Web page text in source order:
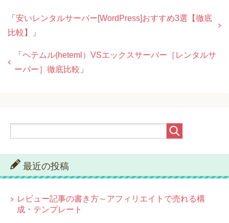
「 安いレンタルサーバー[WordPress]おすすめ3選【徹底
比較】
」
「 ヘテムル(heteml）VSエックスサーバー［レンタルサ
ーバー］徹底比較 」
最近の投稿
レビュー記事の書き方～アフィリエイトで売れる構
成・テンプレート